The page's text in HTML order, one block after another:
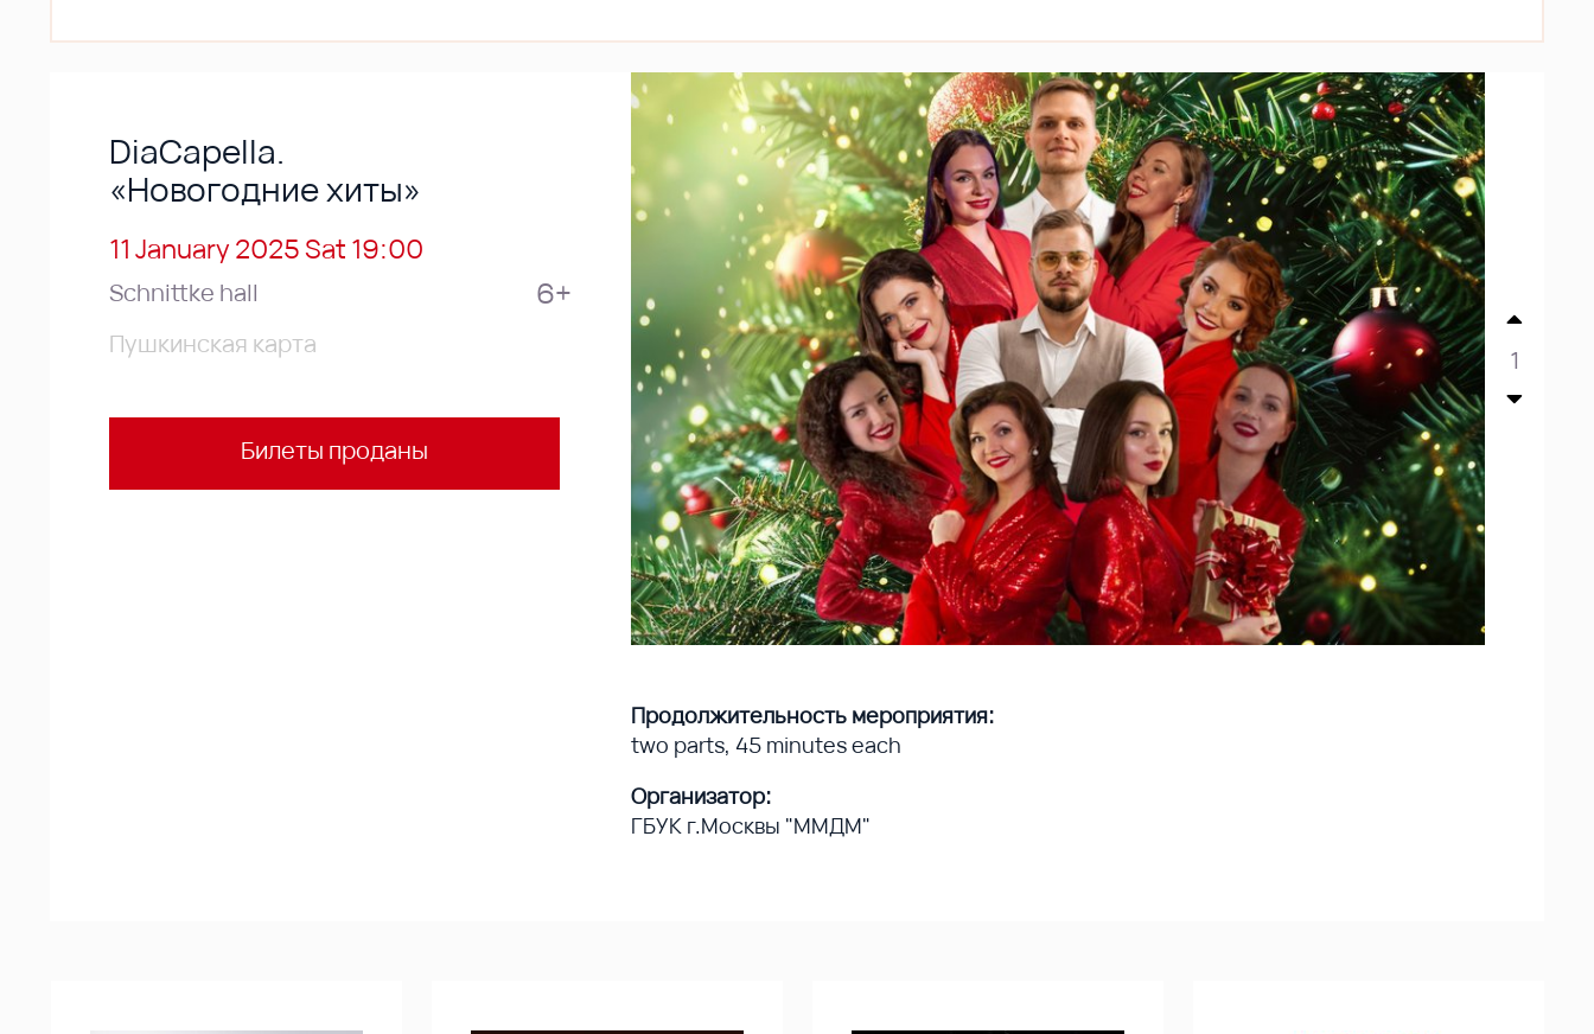
DiaCapella.
«Новогодние хиты»
11 January 2025 Sat 19:00
Schnittke hall 6+
Пушкинская карта
Билеты проданы
1
Продолжительность мероприятия:
two parts, 45 minutes each
Организатор:
ГБУК г.Москвы "ММДМ"